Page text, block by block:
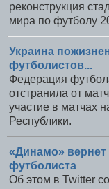
реконструкция
мира по футболу
Украина
футболистов...
Федерация
отстранила от
участие в матчах
Республики.
«Динамо» вернет
футболиста
Об этом в Twitter